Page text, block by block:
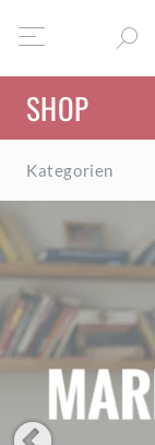
SHOP
Kategorien